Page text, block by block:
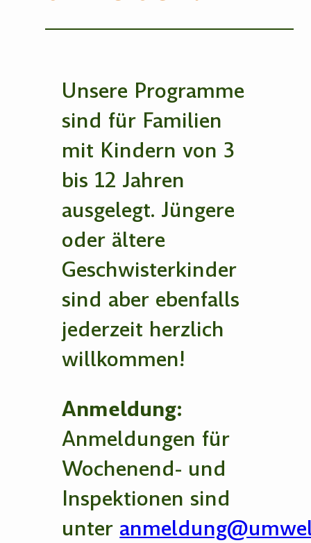
Unsere Programme
sind für Familien
mit Kindern von 3
bis 12 Jahren
ausgelegt. Jüngere
oder ältere
Geschwisterkinder
sind aber ebenfalls
jederzeit herzlich
willkommen!
Anmeldung:
Anmeldungen für
Wochenend- und
Inspektionen sind
unter